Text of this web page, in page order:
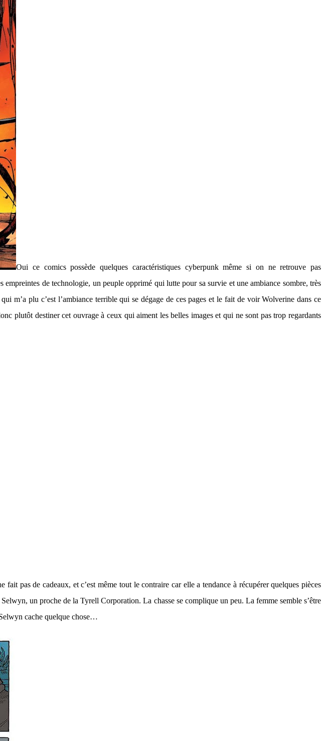
Oui ce comics possède quelques caractéristiques cyberpunk même si on ne retrouve pas
de technologie, un peuple opprimé qui lutte pour sa survie et une ambiance sombre, très
m’a plu c’est l’ambiance terrible qui se dégage de ces pages et le fait de voir Wolverine dans ce
plutôt destiner cet ouvrage à ceux qui aiment les belles images et qui ne sont pas trop regardants
pas de cadeaux, et c’est même tout le contraire car elle a tendance à récupérer quelques pièces
un proche de la Tyrell Corporation. La chasse se complique un peu. La femme semble s’être
cache quelque chose…